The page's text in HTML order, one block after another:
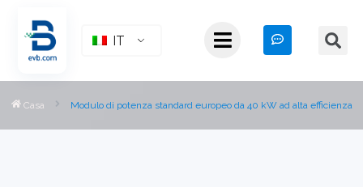
IT
Casa Modulo di potenza standard europeo da 40 kW ad alta efficienza